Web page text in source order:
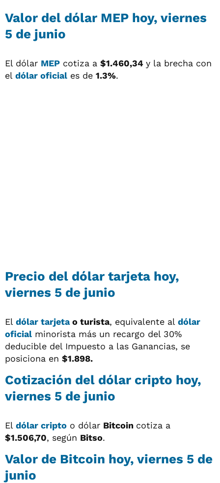
Valor del dólar MEP hoy, viernes
5 de junio
El dólar MEP cotiza a $1.460,34 y la brecha con
el dólar oficial es de 1.3%.
Precio del dólar tarjeta hoy,
viernes 5 de junio
El dólar tarjetao turista, equivalente al dólar
oficial minorista más un recargo del 30%
deducible del Impuesto a las Ganancias, se
posiciona en $1.898.
Cotización del dólar cripto hoy,
viernes 5 de junio
El dólar cripto o dólar Bitcoin cotiza a
$1.506,70, según Bitso.
Valor de Bitcoin hoy, viernes 5 de
junio